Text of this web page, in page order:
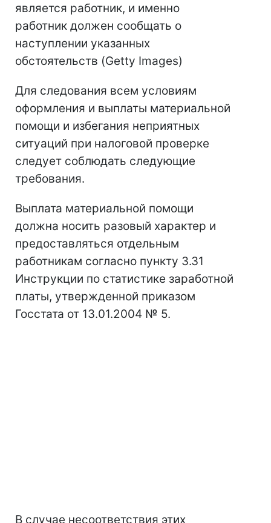
является работник, и именно
работник должен сообщать о
наступлении указанных
обстоятельств (Getty Images)
Для следования всем условиям
оформления и выплаты материальной
помощи и избегания неприятных
ситуаций при налоговой проверке
следует соблюдать следующие
требования.
Выплата материальной помощи
должна носить разовый характер и
предоставляться отдельным
работникам согласно пункту 3.31
Инструкции по статистике заработной
платы, утвержденной приказом
Госстата от 13.01.2004 № 5.
В случае несоответствия этих